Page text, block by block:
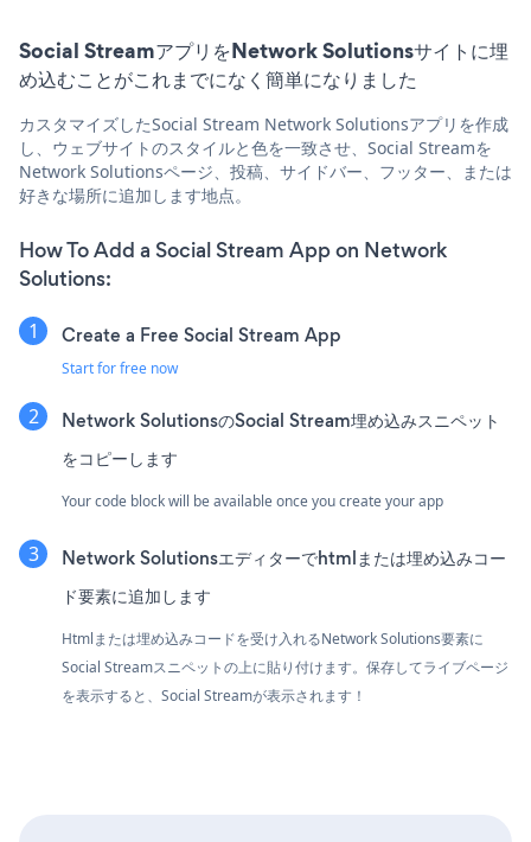
Social StreamアプリをNetwork Solutionsサイトに埋
め込むことがこれまでになく簡単になりました
カスタマイズしたSocial Stream Network Solutionsアプリを作成
し、ウェブサイトのスタイルと色を一致させ、Social Streamを
Network Solutionsページ、投稿、サイドバー、フッター、または
好きな場所に追加します地点。
How To Add a Social Stream App on Network
Solutions:
Create a Free Social Stream App
Start for free now
Network SolutionsのSocial Stream埋め込みスニペット
をコピーします
Your code block will be available once you create your app
Network Solutionsエディターでhtmlまたは埋め込みコー
ド要素に追加します
Htmlまたは埋め込みコードを受け入れるNetwork Solutions要素に
Social Streamスニペットの上に貼り付けます。保存してライブページ
を表示すると、Social Streamが表示されます！